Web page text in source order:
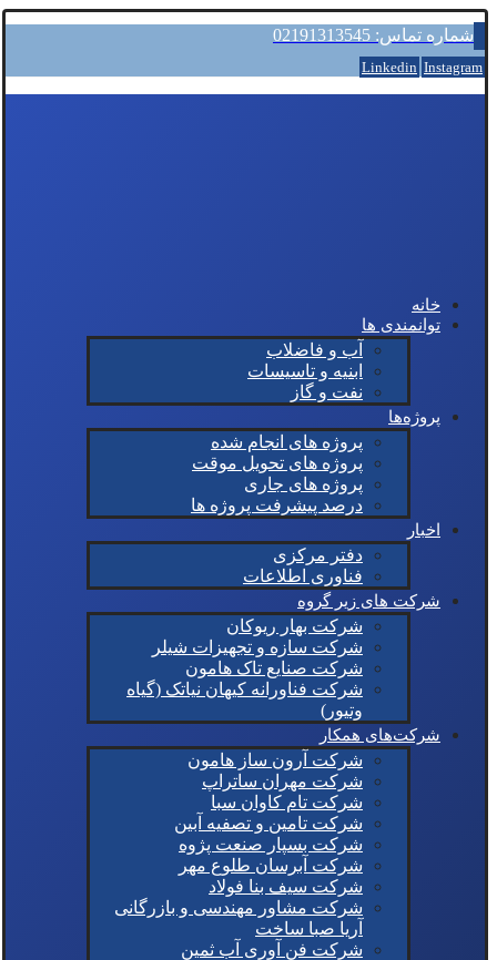
شماره تماس: 02191313545
Linkedin Instagram
خانه
توانمندی ها
آب و فاضلاب
ابنیه و تاسیسات
نفت و گاز
پروژه‌ها
پروژه های انجام شده
پروژه های تحویل موقت
پروژه های جاری
درصد پیشرفت پروژه ها
اخبار
دفتر مرکزی
فناوری اطلاعات
شرکت های زیر گروه
شرکت بهار ریوکان
شرکت سازه و تجهیزات شیلر
شرکت صنایع تاک هامون
شرکت فناورانه کیهان نیاتک (گیاه
وتیور)
شرکت‌های همکار
شرکت آرون ساز هامون
شرکت مهران ساتراپ
شرکت تام کاوان سبا
شرکت تامین و تصفیه آبین
شرکت بسپار صنعت پژوه
شرکت آبرسان طلوع مهر
شرکت سیف بنا فولاد
شرکت مشاور مهندسی و بازرگانی
آریا صبا ساخت
شرکت فن آوری آب ثمین